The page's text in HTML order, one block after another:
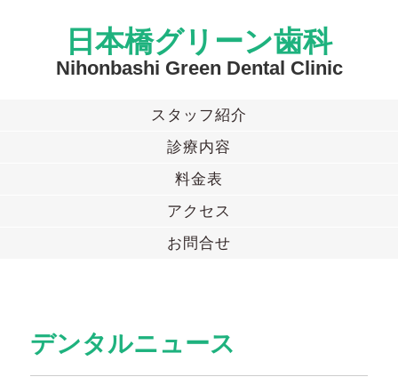
日本橋グリーン歯科
Nihonbashi Green Dental Clinic
スタッフ紹介
診療内容
料金表
アクセス
お問合せ
デンタルニュース